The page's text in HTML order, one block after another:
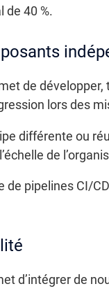
de 40 %.
de
lors des
différente ou
de
de pipelines CI/
d’intégrer de